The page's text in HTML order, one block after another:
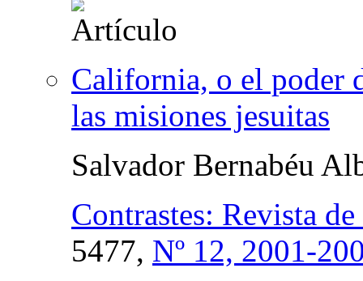
California, o el poder
las misiones jesuitas
Salvador Bernabéu
Contrastes: Revista
5477, Nº 12, 2001-